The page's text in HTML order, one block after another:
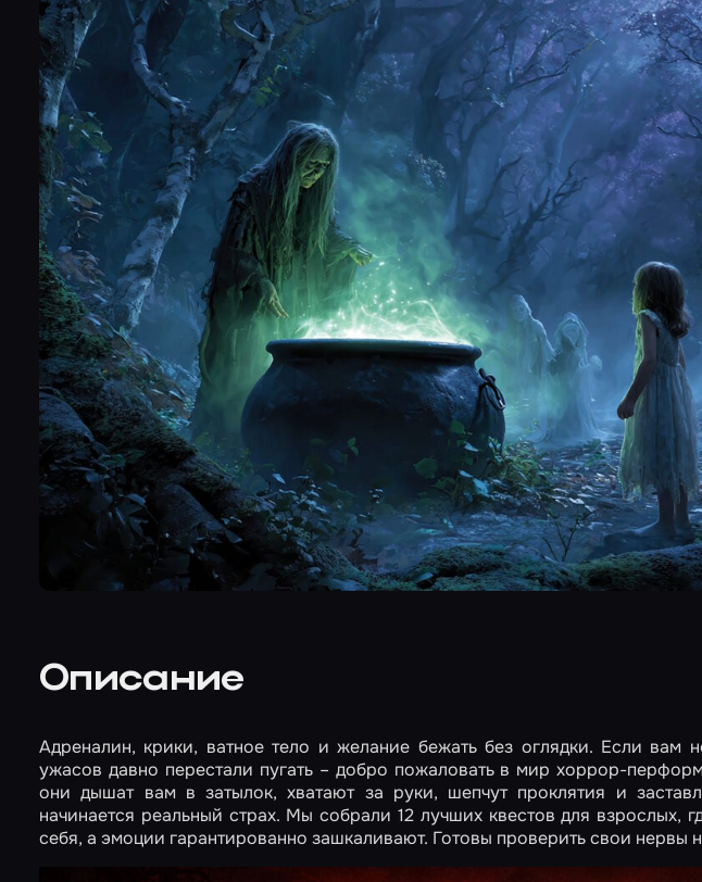
Описание
Адреналин, крики, ватное тело и желание бежать без оглядки. Если вам
ужасов давно перестали пугать – добро пожаловать в мир хоррор-
они дышат вам в затылок, хватают за руки, шепчут проклятия и
начинается реальный страх. Мы собрали 12 лучших квестов для взрослых,
себя, а эмоции гарантированно зашкаливают. Готовы проверить свои нервы